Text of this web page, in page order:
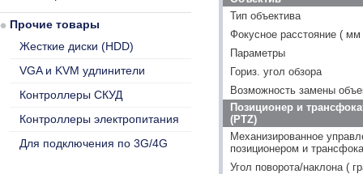
Тип объектива
Фокусное расстояние ( мм
Параметры
Гориз. угол обзора
Возможность замены
Позиционер и
(PTZ)
Механизированное
позиционером и
Угол поворота/наклона (
Прочие товары
Жесткие диски (HDD)
VGA и KVM удлинители
Контроллеры СКУД
Контроллеры электропитания
Для подключения по 3G/4G